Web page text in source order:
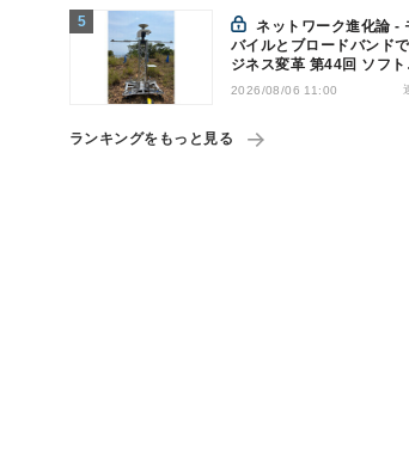
ネットワーク進化論 - モ
バイルとブロードバンド
ジネス変革 第44回 ソフト
ンクが「HAPS」のプレ
2026/08/06 11:00
ランキングをもっと見る